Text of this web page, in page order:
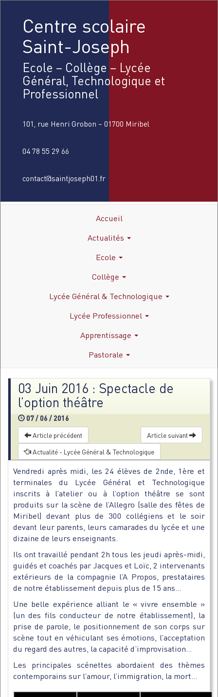
Centre scolaire
Saint-Joseph
Ecole – Collège – Lycée
Général, Technologique et
Professionnel
101, rue Henri Grobon – 01700 Miribel
04 78 55 29 66
contact@saintjoseph01.fr
Accueil
Actualités
Ecole
Collège
Lycée Général & Technologique
Lycée Professionnel
Apprentissage
Pastorale
03 Juin 2016 : Spectacle de
l’option théâtre
07 / 06 / 2016
Article précédent
Article suivant
Actualité - Lycée Général & Technologique
Vendredi après midi, les 24 élèves de 2nde, 1ère et
terminales du Lycée Général et Technologique
inscrits à l’atelier ou à l’option théâtre se sont
produits sur la scène de l’Allegro (salle des fêtes de
Miribel) devant plus de 300 collégiens et le soir
devant leur parents, leurs camarades du lycée et une
dizaine de leurs enseignants.
Ils ont travaillé pendant 2h tous les jeudi après-midi,
guidés et coachés par Jacques et Loïc, 2 intervenants
extérieurs de la compagnie l’A Propos, prestataires
de notre établissement depuis plus de 15 ans…
Une belle expérience alliant le « vivre ensemble »
(un des fils conducteur de notre établissement), la
prise de parole, le positionnement de son corps sur
scène tout en véhiculant ses émotions, l’acceptation
du regard des autres, la capacité d’improvisation…
Les principales scénettes abordaient des thèmes
contemporains sur l’amour, l’immigration, la mort…